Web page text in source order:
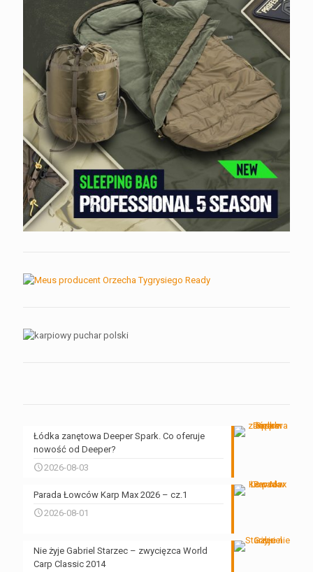
Łódka zanętowa Deeper Spark. Co oferuje
nowość od Deeper?
2026-08-03
Parada Łowców Karp Max 2026 – cz.1
2026-08-01
Nie żyje Gabriel Starzec – zwycięzca World
Carp Classic 2014